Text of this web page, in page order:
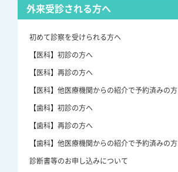
外来受診される方へ
初めて診察を受けられる方へ
【医科】初診の方へ
【医科】再診の方へ
【医科】他医療機関からの紹介で予約済みの方
【歯科】初診の方へ
【歯科】再診の方へ
【歯科】他医療機関からの紹介で予約済みの方
診断書等のお申し込みについて